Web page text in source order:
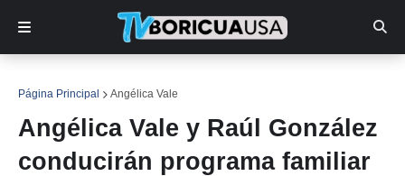
Página Principal Angélica Vale
Angélica Vale y Raúl González
conducirán programa familiar